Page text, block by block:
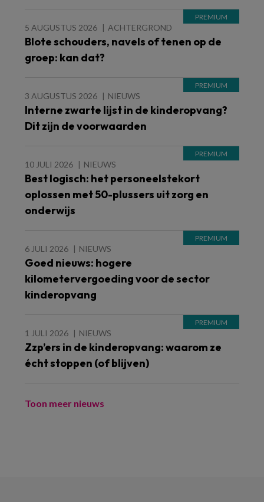
5 AUGUSTUS 2026 ACHTERGROND
Blote schouders, navels of tenen op de
groep: kan dat?
3 AUGUSTUS 2026 NIEUWS
Interne zwarte lijst in de kinderopvang?
Dit zijn de voorwaarden
10 JULI 2026 NIEUWS
Best logisch: het personeelstekort
oplossen met 50-plussers uit zorg en
onderwijs
6 JULI 2026 NIEUWS
Goed nieuws: hogere
kilometervergoeding voor de sector
kinderopvang
1 JULI 2026 NIEUWS
Zzp’ers in de kinderopvang: waarom ze
écht stoppen (of blijven)
Toon meer nieuws